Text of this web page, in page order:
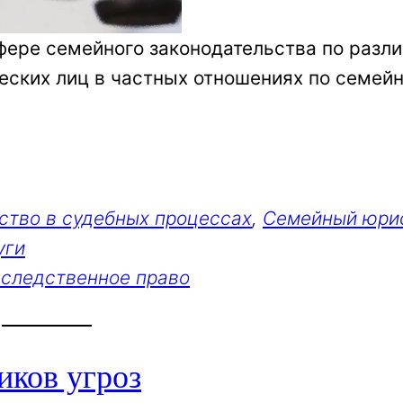
семейного законодательства по
лиц в частных отношениях по
в судебных процессах, Семейный
право
угроз